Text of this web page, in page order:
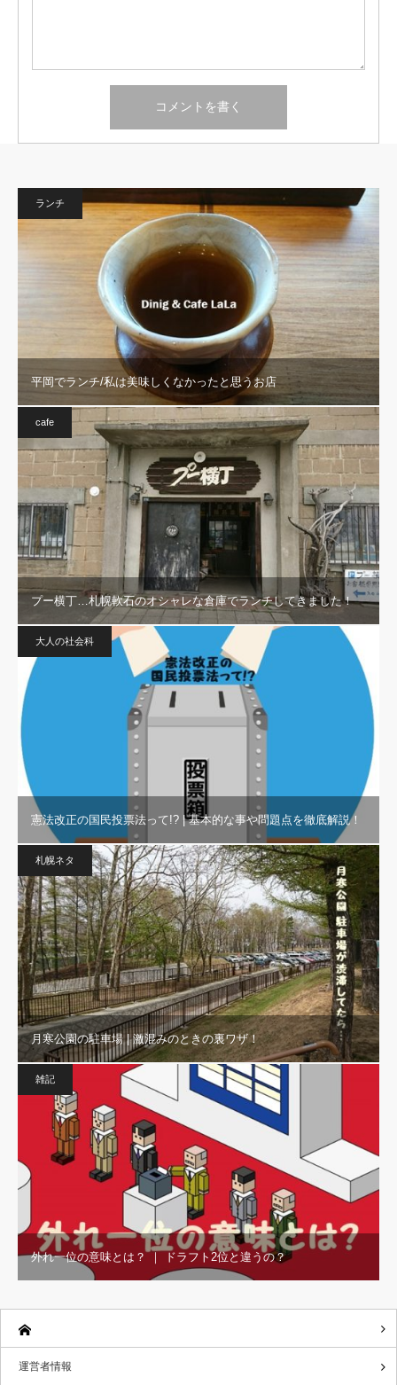
ランチ
平岡でランチ/私は美味しくなかったと思うお店
cafe
プー横丁…札幌軟石のオシャレな倉庫でランチしてきました！
大人の社会科
憲法改正の国民投票法って!? | 基本的な事や問題点を徹底解説！
札幌ネタ
月寒公園の駐車場 | 激混みのときの裏ワザ！
雑記
外れ一位の意味とは？ ｜ ドラフト2位と違うの？
運営者情報